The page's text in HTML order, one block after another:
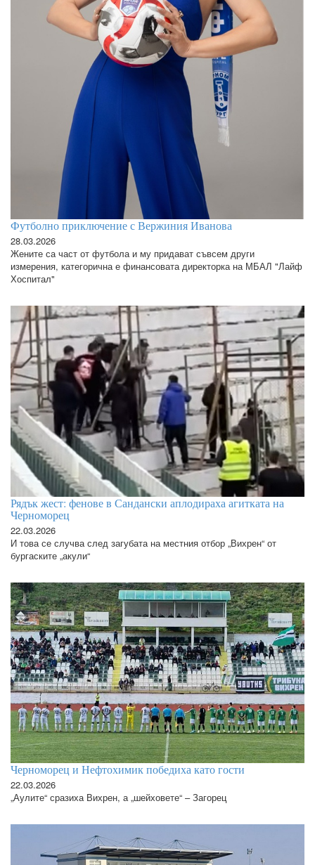
Футболно приключение с Вержиния Иванова
28.03.2026
Жените са част от футбола и му придават съвсем други
измерения, категорична е финансовата директорка на МБАЛ "Лайф
Хоспитал"
Рядък жест: фенове в Сандански аплодираха агитката на
Черноморец
22.03.2026
И това се случва след загубата на местния отбор „Вихрен“ от
бургаските „акули“
Черноморец и Нефтохимик победиха като гости
22.03.2026
„Аулите“ сразиха Вихрен, а „шейховете“ – Загорец